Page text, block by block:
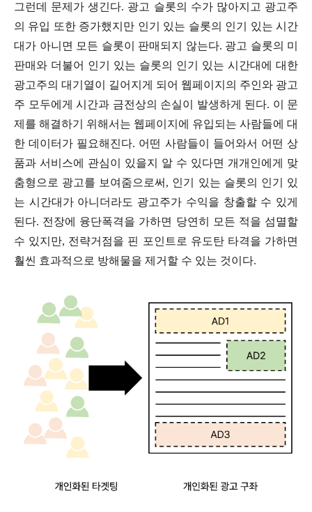
그런데 문제가 생긴다. 광고 슬롯의 수가 많아지고 광고주
의 유입 또한 증가했지만 인기 있는 슬롯의 인기 있는 시간
대가 아니면 모든 슬롯이 판매되지 않는다. 광고 슬롯의 미
판매와 더불어 인기 있는 슬롯의 인기 있는 시간대에 대한
광고주의 대기열이 길어지게 되어 웹페이지의 주인와 광고
주 모두에게 시간과 금전상의 손실이 발생하게 된다. 이 문
제를 해결하기 위해서는 웹페이지에 유입되는 사람들에 대
한 데이터가 필요해진다. 어떤 사람들이 들어와서 어떤 상
품과 서비스에 관심이 있을지 알 수 있다면 개개인에게 맞
춤형으로 광고를 보여줌으로써, 인기 있는 슬롯의 인기 있
는 시간대가 아니더라도 광고주가 수익을 창출할 수 있게
된다. 전장에 융단폭격을 가하면 당연히 모든 적을 섬멸할
수 있지만, 전략거점을 핀 포인트로 유도탄 타격을 가하면
훨씬 효과적으로 방해물을 제거할 수 있는 것이다.